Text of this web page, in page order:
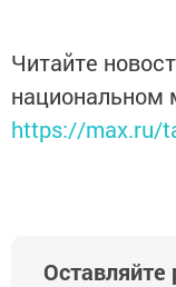
Читайте
национальном
https://max.ru/
Оставляйте